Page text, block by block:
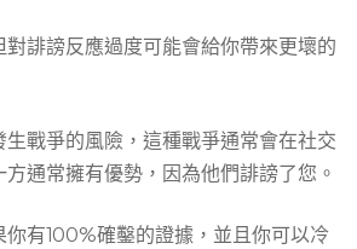
誹謗反應過度可能會給你帶來更壞的
戰爭的風險，這種戰爭通常會在社交
通常擁有優勢，因為他們誹謗了您。
有100%確鑿的證據，並且你可以冷